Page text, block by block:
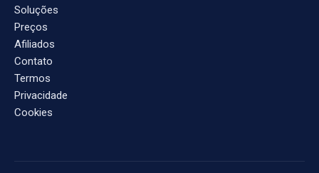
Soluções
Preços
Afiliados
Contato
Termos
Privacidade
Cookies